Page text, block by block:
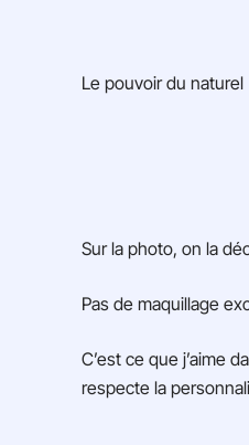
Le pouvoir du naturel
Sur la photo, on la
Pas de maquillage
C’est ce que j’aime
respecte la